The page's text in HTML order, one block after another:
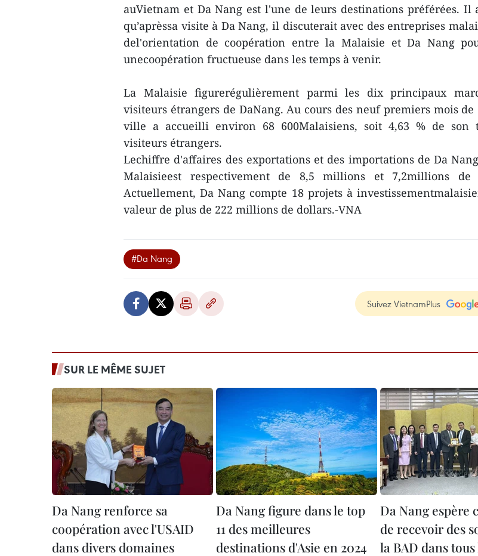
auVietnam et Da Nang est l'une de leurs destinations préférées. Il
qu’aprèssa visite à Da Nang, il discuterait avec des entreprises
del'orientation de coopération entre la Malaisie et Da Nang
unecoopération fructueuse dans les temps à venir.
La Malaisie figurerégulièrement parmi les dix principaux
visiteurs étrangers de DaNang. Au cours des neuf premiers mois de
ville a accueilli environ 68 600Malaisiens, soit 4,63 % de son
visiteurs étrangers.
Lechiffre d'affaires des exportations et des importations de Da
Malaisieest respectivement de 8,5 millions et 7,2millions de
Actuellement, Da Nang compte 18 projets à
valeur de plus de 222 millions de dollars.-VNA
#Da Nang
Suivez VietnamPlus
SUR LE MÊME SUJET
Da Nang renforce sa
coopération avec l'USAID
dans divers domaines
Da Nang figure dans le top
11 des meilleures
destinations d'Asie en 2024
Da Nang espère
de recevoir des
la BAD dans tous